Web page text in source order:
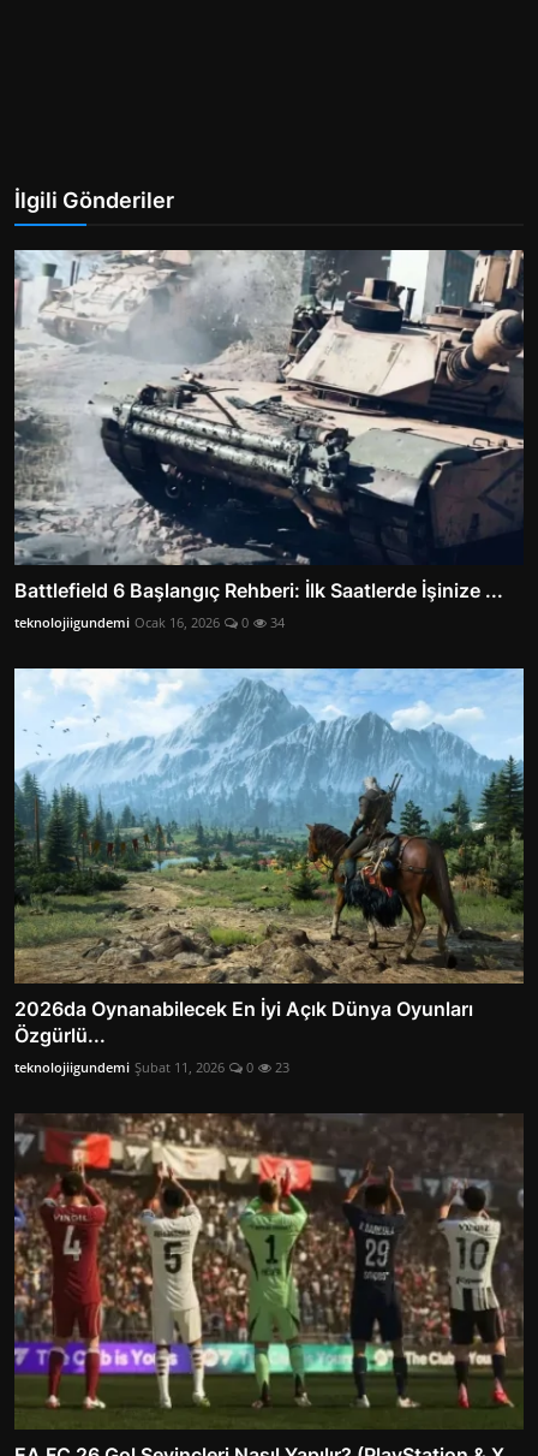
İlgili Gönderiler
Battlefield 6 Başlangıç Rehberi: İlk Saatlerde İşinize ...
teknolojiigundemi Ocak 16, 2026 0 34
2026da Oynanabilecek En İyi Açık Dünya Oyunları
Özgürlü...
teknolojiigundemi Şubat 11, 2026 0 23